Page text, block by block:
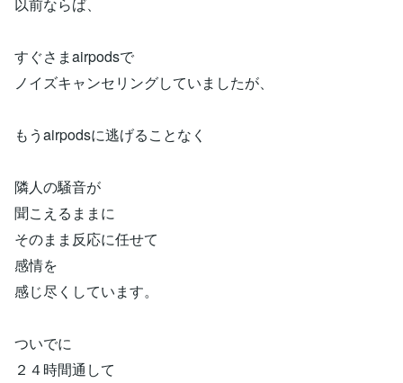
すぐさまairpodsで
ノイズキャンセリングしていましたが、
もうairpodsに逃げることなく
隣人の騒音が
聞こえるままに
そのまま反応に任せて
感情を
感じ尽くしています。
ついでに
２４時間通して